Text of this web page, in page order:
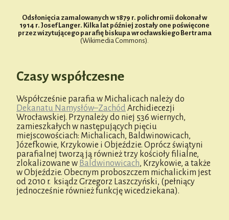
Odsłonięcia zamalowanych w 1879 r. polichromii dokonał w
1914 r. Josef Langer. Kilka lat później zostały one poświęcone
przez wizytującego parafię biskupa wrocławskiego Bertrama
(Wikimedia Commons).
Czasy współczesne
Współcześnie parafia w Michalicach należy do
Dekanatu Namysłów–Zachód Archidiecezji
Wrocławskiej. Przynależy do niej 536 wiernych,
zamieszkałych w następujących pięciu
miejscowościach: Michalicach, Baldwinowicach,
Józefkowie, Krzykowie i Objeździe. Oprócz świątyni
parafialnej tworzą ją również trzy kościoły filialne,
zlokalizowane w Baldwinowicach, Krzykowie, a także
w Objeździe. Obecnym proboszczem michalickim jest
od 2010 r. ksiądz Grzegorz Laszczyński, (pełniący
jednocześnie również funkcję wicedziekana).